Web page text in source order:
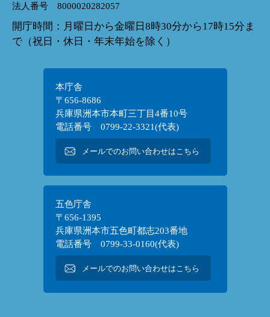
法人番号 8000020282057
開庁時間：月曜日から金曜日8時30分から17時15分ま
で（祝日・休日・年末年始を除く）
本庁舎
〒656-8686
兵庫県洲本市本町三丁目4番10号
電話番号 0799-22-3321(代表)
メールでのお問い合わせはこちら
五色庁舎
〒656-1395
兵庫県洲本市五色町都志203番地
電話番号 0799-33-0160(代表)
メールでのお問い合わせはこちら